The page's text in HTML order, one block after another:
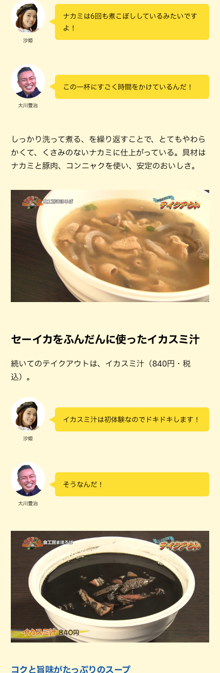
沙姫
ナカミは6回も煮こぼししているみたいです
よ！
大川豊治
この一杯にすごく時間をかけているんだ！
しっかり洗って煮る、を繰り返すことで、とてもやわら
かくて、くさみのないナカミに仕上がっている。具材は
ナカミと豚肉、コンニャクを使い、安定のおいしさ。
セーイカをふんだんに使ったイカスミ汁
続いてのテイクアウトは、イカスミ汁（840円・税
込）。
沙姫
イカスミ汁は初体験なのでドキドキします！
大川豊治
そうなんだ！
コクと旨味がたっぷりのスープ